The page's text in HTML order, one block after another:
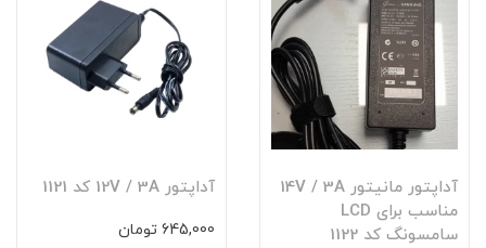
آداپتور مانیتور 14V / 3A
مناسب برای LCD
سامسونگ کد 1122
آداپتور 12V / 3A کد 1121
645,000 تومان